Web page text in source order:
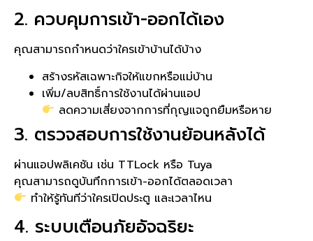
2. ควบคุมการเข้า-ออกได้เอง
คุณสามารถกำหนดว่าใครเข้าบ้านได้บ้าง
สร้างรหัสเฉพาะกิจให้แขกหรือแม่บ้าน
เพิ่ม/ลบสิทธิ์การใช้งานได้ผ่านแอป
ลดความเสี่ยงจากการที่กุญแจถูกยืมหรือหาย
3. ตรวจสอบการใช้งานย้อนหลังได้
ผ่านแอปพลิเคชัน เช่น TTLock หรือ Tuya
คุณสามารถดูบันทึกการเข้า-ออกได้ตลอดเวลา
ทำให้รู้ทันทีว่าใครเปิดประตู และเวลาไหน
4. ระบบเตือนภัยอัจฉริยะ